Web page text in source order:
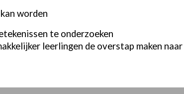
worden
te onderzoeken
leerlingen de overstap maken